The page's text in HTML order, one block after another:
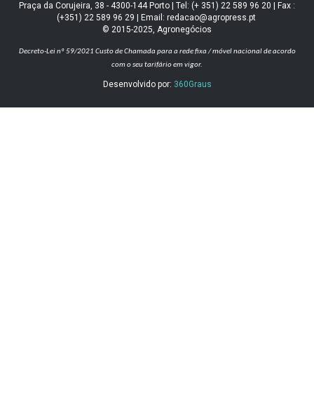
Praça da Corujeira, 38 - 4300-144 Porto | Tel: (+ 351) 22 589 96 20 | Fax :
(+351) 22 589 96 29 | Email: redacao@agropress.pt
© 2015-2025, Agronegócios
Decreto-Lei nº 59/2021 Custo de Chamada para a rede fixa / móvel nacional de acordo
com o seu tarifário em vigor.
Desenvolvido por: 360Graus